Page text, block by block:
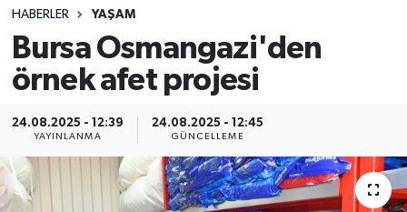
HABERLER YAŞAM
Bursa Osmangazi'den
örnek afet projesi
24.08.2025 - 12:39
YAYINLANMA
24.08.2025 - 12:45
GÜNCELLEME
EKONOMİ
SPOR
İLÇELER
KÜLTÜR-SANAT
Siirt Trafik Yoğunluk Haritası
Süper Lig Puan Durumu ve Fikstür
Tüm Manşetler
Son Dakika Haberleri